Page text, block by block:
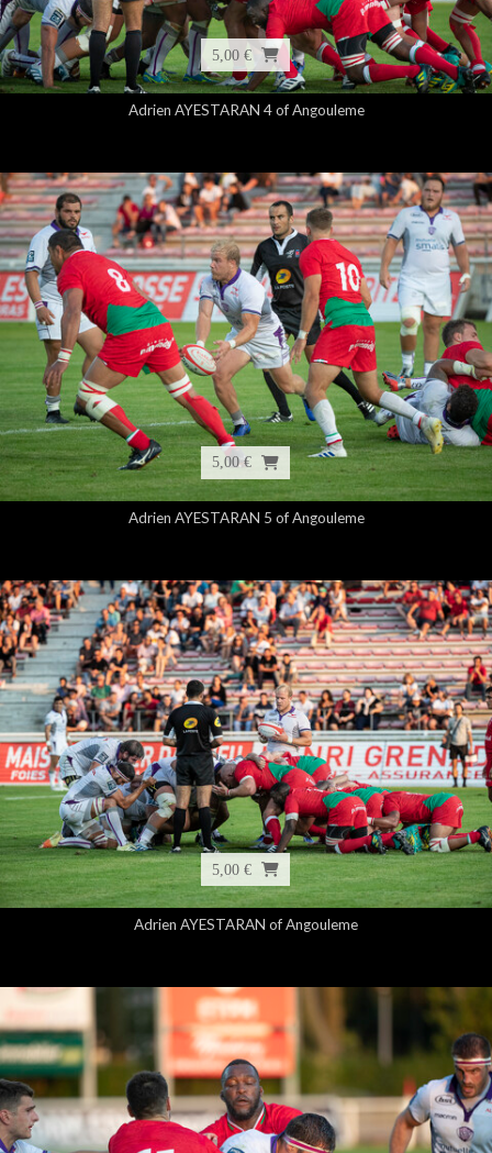
5,00 €
Adrien AYESTARAN 4 of Angouleme
5,00 €
Adrien AYESTARAN 5 of Angouleme
5,00 €
Adrien AYESTARAN of Angouleme